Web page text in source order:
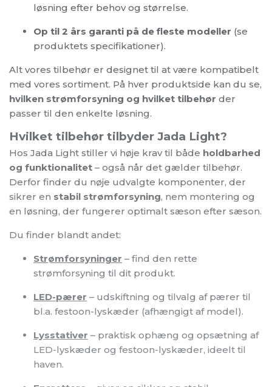
løsning efter behov og størrelse.
Op til 2 års garanti på de fleste modeller (se
produktets specifikationer).
Alt vores tilbehør er designet til at være kompatibelt
med vores sortiment. På hver produktside kan du se,
hvilken strømforsyning og hvilket tilbehør der
passer til den enkelte løsning.
Hvilket tilbehør tilbyder Jada Light?
Hos Jada Light stiller vi høje krav til både holdbarhed
og funktionalitet – også når det gælder tilbehør.
Derfor finder du nøje udvalgte komponenter, der
sikrer en stabil strømforsyning, nem montering og
en løsning, der fungerer optimalt sæson efter sæson.
Du finder blandt andet:
Strømforsyninger – find den rette
strømforsyning til dit produkt.
LED-pærer – udskiftning og tilvalg af pærer til
bl.a. festoon-lyskæder (afhængigt af model).
Lysstativer – praktisk ophæng og opsætning af
LED-lyskæder og festoon-lyskæder, ideelt til
haven.